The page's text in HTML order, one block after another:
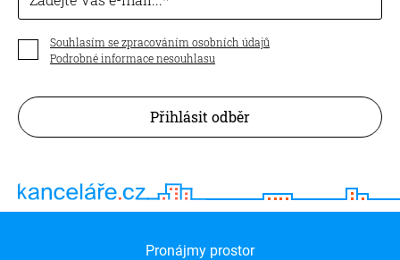
Souhlasím se zpracováním osobních údajů
Podrobné informace nesouhlasu
Přihlásit odběr
Pronájmy prostor